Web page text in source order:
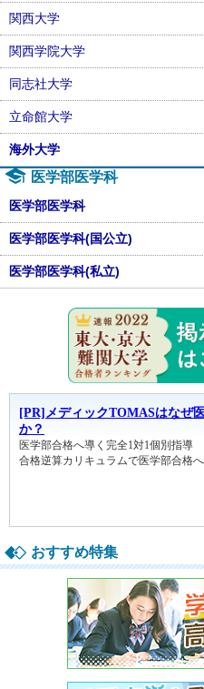
関西大学
関西学院大学
同志社大学
立命館大学
海外大学
医学部医学科
医学部医学科
医学部医学科(国公立)
医学部医学科(私立)
おすすめ特集